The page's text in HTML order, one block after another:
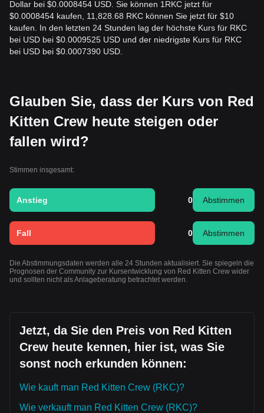
Dollar bei $0.0008454 USD. Sie können 1RKC jetzt für
$0.0008454 kaufen, 11,828.68 RKC können Sie jetzt für $10
kaufen. In den letzten 24 Stunden lag der höchste Kurs für RKC
bei USD bei $0.0009525 USD und der niedrigste Kurs für RKC
bei USD bei $0.0007390 USD.
Glauben Sie, dass der Kurs von Red
Kitten Crew heute steigen oder
fallen wird?
Stimmen insgesamt:
Anstieg 0 Abstimmen
Fall 0 Abstimmen
Die Abstimmungsdaten werden alle 24 Stunden aktualisiert. Sie spiegeln die
Prognosen der Community zur Kursentwicklung von Red Kitten Crew wider
und sollten nicht als Anlageberatung betrachtet werden.
Jetzt, da Sie den Preis von Red Kitten
Crew heute kennen, hier ist, was Sie
sonst noch erkunden können:
Wie kauft man Red Kitten Crew (RKC)?
Wie verkauft man Red Kitten Crew (RKC)?